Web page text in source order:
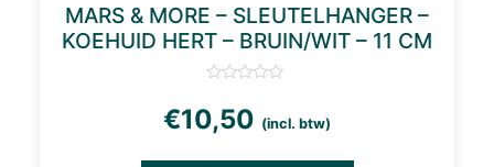
MARS & MORE – SLEUTELHANGER –
KOEHUID HERT – BRUIN/WIT – 11 CM
€10,50 (incl. btw)